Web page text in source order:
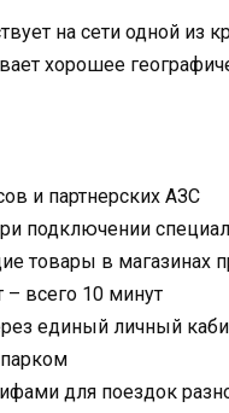
на сети одной
хорошее
и партнерских АЗС
подключении
товары в магазинах
– всего 10 минут
единый личный
для поездок